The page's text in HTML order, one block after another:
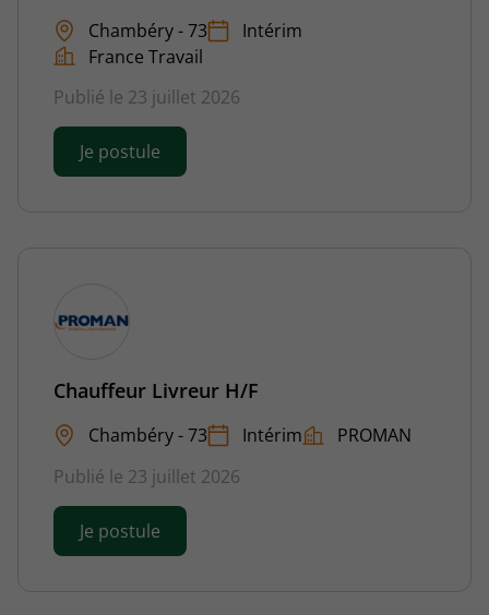
Chambéry - 73
Intérim
France Travail
Publié le 23 juillet 2026
Je postule
Chauffeur Livreur H/F
Chambéry - 73 Intérim
PROMAN
Publié le 23 juillet 2026
Je postule